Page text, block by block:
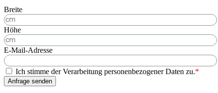
Breite
Höhe
E-Mail-Adresse
Ich stimme der Verarbeitung personenbezogener Daten zu.*
Anfrage senden